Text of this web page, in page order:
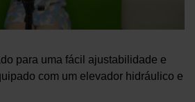
para uma fácil ajustabilidade e
com um elevador hidráulico e